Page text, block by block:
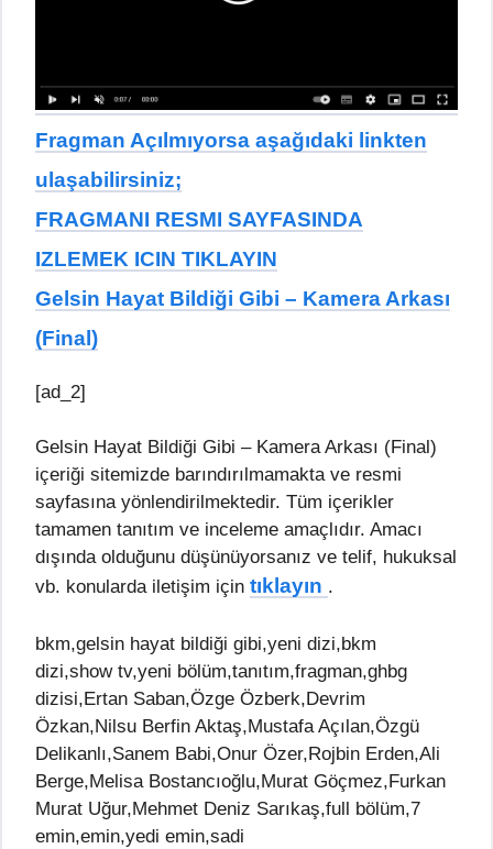
Fragman Açılmıyorsa aşağıdaki linkten
ulaşabilirsiniz;
FRAGMANI RESMI SAYFASINDA
IZLEMEK ICIN TIKLAYIN
Gelsin Hayat Bildiği Gibi – Kamera Arkası
(Final)
[ad_2]
Gelsin Hayat Bildiği Gibi – Kamera Arkası (Final)
içeriği sitemizde barındırılmamakta ve resmi
sayfasına yönlendirilmektedir. Tüm içerikler
tamamen tanıtım ve inceleme amaçlıdır. Amacı
dışında olduğunu düşünüyorsanız ve telif, hukuksal
vb. konularda iletişim için tıklayın .
bkm,gelsin hayat bildiği gibi,yeni dizi,bkm
dizi,show tv,yeni bölüm,tanıtım,fragman,ghbg
dizisi,Ertan Saban,Özge Özberk,Devrim
Özkan,Nilsu Berfin Aktaş,Mustafa Açılan,Özgü
Delikanlı,Sanem Babi,Onur Özer,Rojbin Erden,Ali
Berge,Melisa Bostancıoğlu,Murat Göçmez,Furkan
Murat Uğur,Mehmet Deniz Sarıkaş,full bölüm,7
emin,emin,yedi emin,sadi